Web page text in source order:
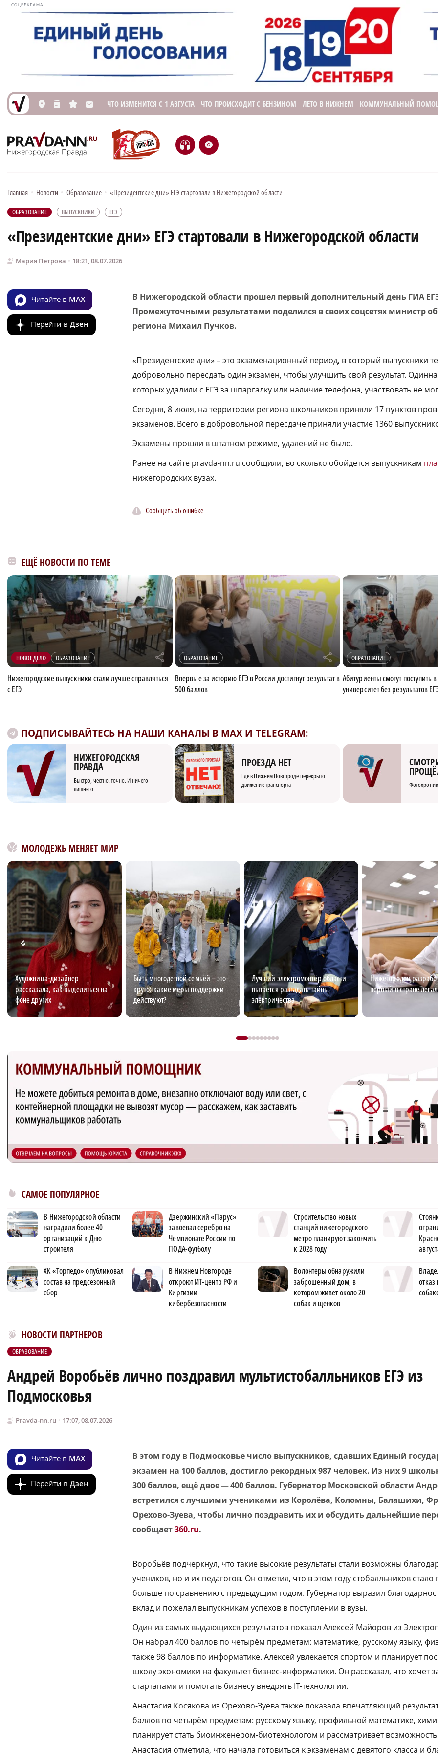
СОЦРЕКЛАМА
L n s M ЧТО ИЗМЕНИТСЯ С 1 АВГУСТА ЧТО ПРОИСХОДИТ С БЕНЗИНОМ ЛЕТО В НИЖНЕМ КОММУНАЛЬНЫЙ
H e
Главная • Новости • Образование • «Президентские дни» ЕГЭ стартовали в Нижегородской области
ОБРАЗОВАНИЕ ВЫПУСКНИКИ ЕГЭ
«Президентские дни» ЕГЭ стартовали в Нижегородской области
Мария Петрова 18:21, 08.07.2026
Читайте в MAX
Перейти в Дзен
В Нижегородской области прошел первый дополнительный день ГИА
Промежуточными результатами поделился в своих соцсетях министр
региона Михаил Пучков.
«Президентские дни» –это экзаменационный период, в который выпускники
добровольно пересдать один экзамен, чтобы улучшить свой результат.
которых удалили с ЕГЭ за шпаргалку или наличие телефона, участвовать не
Сегодня, 8 июля, на территории региона школьников приняли 17 пунктов
экзаменов. Всего в добровольной пересдаче приняли участие 1360
Экзамены прошли в штатном режиме, удалений не было.
Ранее на сайте pravda-nn.ru сообщили, во сколько обойдется выпускникам
нижегородских вузах.
Сообщить об ошибке
ЕЩЁ НОВОСТИ ПО ТЕМЕ
НОВОЕ ДЕЛО ОБРАЗОВАНИЕ r
Нижегородские выпускники стали лучше справляться
с ЕГЭ
ОБРАЗОВАНИЕ r
Впервые за историю ЕГЭ в России достигнут результат в
500 баллов
ОБРАЗОВАНИЕ
Абитуриенты смогут поступить
университет без результатов
ПОДПИСЫВАЙТЕСЬ НА НАШИ КАНАЛЫ В MAX И TELEGRAM:
НИЖЕГОРОДСКАЯ
ПРАВДА
Быстро, честно, точно. И ничего
лишнего
ПРОЕЗДА НЕТ
Где в Нижнем Новгороде перекрыто
движение транспорта
МОЛОДЕЖЬ МЕНЯЕТ МИР
Художница-дизайнер
рассказала, как выделиться на
фоне других
Быть многодетной семьёй – это
круто: какие меры поддержки
действуют?
Лучший электромонтёр области
пытается разгадать тайны
электричества
Нижегородец
первый в стране
САМОЕ ПОПУЛЯРНОЕ
В Нижегородской области
наградили более 40
организаций к Дню
строителя
Дзержинский «Парус»
завоевал серебро на
Чемпионате России по
ПОДА-футболу
Строительство новых
станций нижегородского
метро планируют закончить
к 2028 году
ХК «Торпедо» опубликовал
состав на предсезонный
сбор
В Нижнем Новгороде
откроют ИТ-центр РФ и
Киргизии
кибербезопасности
Волонтеры обнаружили
заброшенный дом, в
котором живет около 20
собак и щенков
отказ
НОВОСТИ ПАРТНЕРОВ
Новости МирТесен
ОБРАЗОВАНИЕ
Андрей Воробьёв лично поздравил мультистобалльников ЕГЭ из
Подмосковья
Pravda-nn.ru 17:07, 08.07.2026
Читайте в MAX
Перейти в Дзен
В этом году в Подмосковье число выпускников, сдавших Единый
экзамен на 100 баллов, достигло рекордных 987 человек. Из них 9
300 баллов, ещё двое — 400 баллов. Губернатор Московской области
встретился с лучшими учениками из Королёва, Коломны, Балашихи,
Орехово-Зуева, чтобы лично поздравить их и обсудить дальнейшие
сообщает360.ru.
Воробьёв подчеркнул, что такие высокие результаты стали возможны
учеников, но и их педагогов. Он отметил, что в этом году стобалльников стало
больше по сравнению с предыдущим годом. Губернатор выразил
вклад и пожелал выпускникам успехов в поступлении в вузы.
Один из самых выдающихся результатов показал Алексей Майоров из
Он набрал 400 баллов по четырём предметам: математике, русскому языку,
также 98 баллов по информатике. Алексей увлекается спортом и планирует
школу экономики на факультет бизнес-информатики. Он рассказал, что хочет
стартапами и помогать бизнесу внедрять IT-технологии.
Анастасия Косякова из Орехово-Зуева также показала впечатляющий
баллов по четырём предметам: русскому языку, профильной математике,
планирует стать биоинженером-биотехнологом и рассматривает
Анастасия отметила, что начала готовиться к экзаменам с девятого класса и